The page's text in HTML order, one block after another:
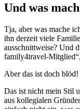
Und was
Tja, aber was mache
ihn derzeit viele
ausschnittweise? Und
family4travel-
Aber das ist doch blöd!
Das ist nicht mein Stil
aus kollegialen